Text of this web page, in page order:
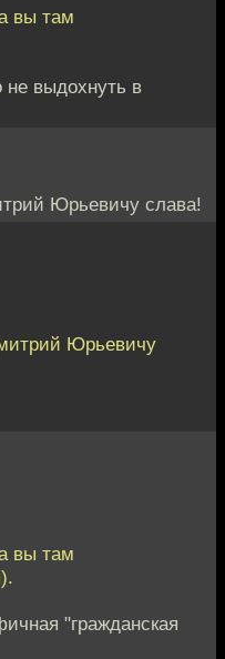
вы там
не выдохнуть в
Юрьевичу слава!
Юрьевичу
вы там
"гражданская